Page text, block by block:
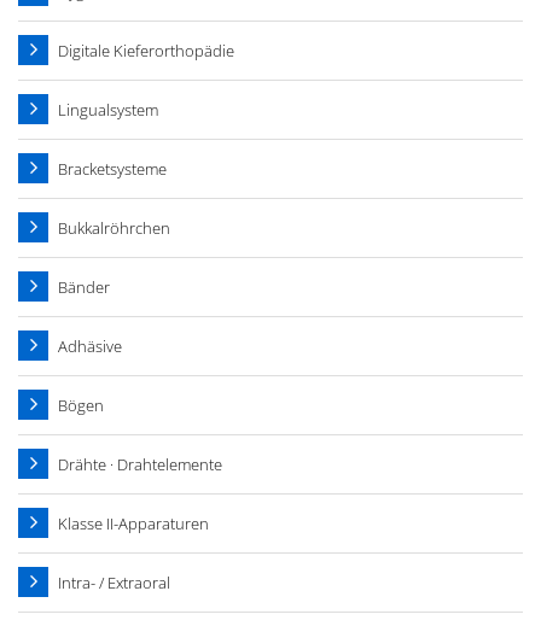
Digitale Kieferorthopädie
Lingualsystem
Bracketsysteme
Bukkalröhrchen
Bänder
Adhäsive
Bögen
Drähte · Drahtelemente
Klasse II-Apparaturen
Intra- / Extraoral